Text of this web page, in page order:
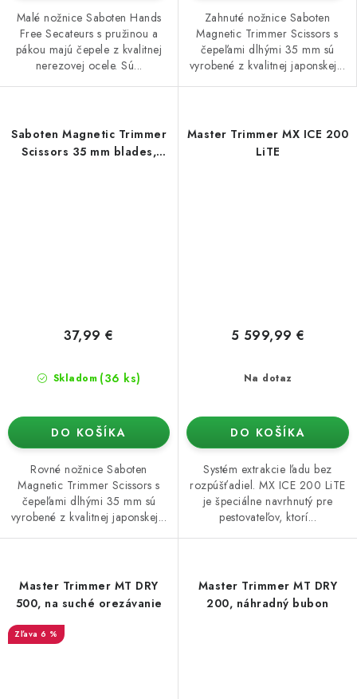
Malé nožnice Saboten Hands
Free Secateurs s pružinou a
pákou majú čepele z kvalitnej
nerezovej ocele. Sú...
Zahnuté nožnice Saboten
Magnetic Trimmer Scissors s
čepeľami dlhými 35 mm sú
vyrobené z kvalitnej japonskej...
Saboten Magnetic Trimmer
Scissors 35 mm blades,
Skladom (36 ks)
37,99 €
DO KOŠÍKA
Rovné nožnice Saboten
Magnetic Trimmer Scissors s
čepeľami dlhými 35 mm sú
vyrobené z kvalitnej japonskej...
Master Trimmer MX ICE 200
LiTE
Na dotaz
5 599,99 €
DO KOŠÍKA
Systém extrakcie ľadu bez
rozpúšťadiel. MX ICE 200 LiTE
je špeciálne navrhnutý pre
pestovateľov, ktorí...
Master Trimmer MT DRY
500, na suché orezávanie
6 %
Master Trimmer MT DRY
200, náhradný bubon